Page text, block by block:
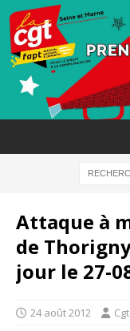
Attaque à
de
jour le 27-
24 août 2012